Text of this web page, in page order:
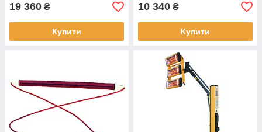
19 360 ₴
Купити
10 340 ₴
Купити